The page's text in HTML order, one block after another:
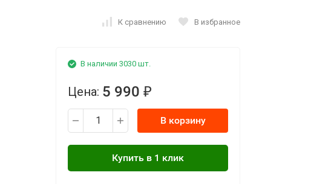
К сравнению В избранное
В наличии 3030 шт.
Цена: 5 990 ₽
В корзину